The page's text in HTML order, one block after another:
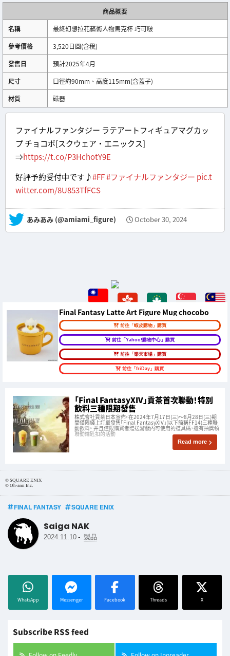
商品概要
名稱
最終幻想拉花藝術人物馬克杯 巧可啵
參考價格
3,520日圓(含稅)
發售日
預計2025年4月
尺寸
口徑約90mm、高度115mm(含蓋子)
材質
磁器
ファイナルファンタジー ラテアートフィギュアマグカッ
プ チョコボ[スクウェア・エニックス]
⇒https://t.co/P3HchotY9E
好評予約受付中です♪#FF#ファイナルファンタジー pic.t
witter.com/8U853TfFCS
— あみあみ (@amiami_figure) October 30, 2024
Final Fantasy Latte Art Figure Mug chocobo
前往「蝦皮購物」購買
前往「Yahoo!購物中心」購買
前往「樂天市場」購買
前往「friDay」購買
「Final FantasyXIV」貢茶首次聯動！特別
飲料三種限期發售
株式會社貢茶日本宣佈，在2024年7月17日(三)～8月28日(三)期
間僅限綫上訂單發售「Final FantasyXIV」(以下簡稱FF14)三種聯
動飲料。 并且僅限購買者贈送游戲內可使用的道具碼，還有抽獎領
聯動鑰匙扣的活動
Read more
© SQUARE ENIX
© Oh-ami Inc.
FINAL FANTASY SQUARE ENIX
Saiga NAK
2024.11.10 - 製品
WhatsApp Messenger Facebook Threads X
Subscribe RSS feed